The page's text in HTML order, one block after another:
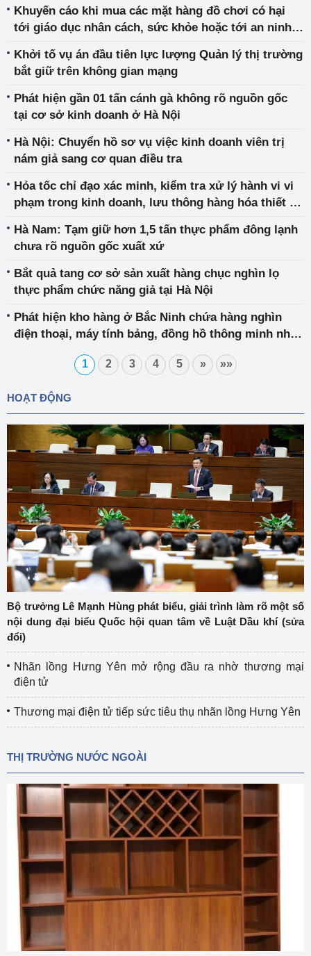
Khuyến cáo khi mua các mặt hàng đồ chơi có hại
tới giáo dục nhân cách, sức khỏe hoặc tới an ninh,
Khởi tố vụ án đầu tiên lực lượng Quản lý thị trường
bắt giữ trên không gian mạng
Phát hiện gần 01 tấn cánh gà không rõ nguồn gốc
tại cơ sở kinh doanh ở Hà Nội
Hà Nội: Chuyển hồ sơ vụ việc kinh doanh viên trị
nám giả sang cơ quan điều tra
Hỏa tốc chỉ đạo xác minh, kiểm tra xử lý hành vi vi
phạm trong kinh doanh, lưu thông hàng hóa thiết bị
Hà Nam: Tạm giữ hơn 1,5 tấn thực phẩm đông lạnh
chưa rõ nguồn gốc xuất xứ
Bắt quả tang cơ sở sản xuất hàng chục nghìn lọ
thực phẩm chức năng giả tại Hà Nội
Phát hiện kho hàng ở Bắc Ninh chứa hàng nghìn
điện thoại, máy tính bảng, đồng hồ thông minh nhập
1 2 3 4 5 » »»
HOẠT ĐỘNG
Bộ trưởng Lê Mạnh Hùng phát biểu, giải trình làm rõ một số
nội dung đại biểu Quốc hội quan tâm về Luật Dầu khí (sửa
đổi)
Nhãn lồng Hưng Yên mở rộng đầu ra nhờ thương mại
điện tử
Thương mại điện tử tiếp sức tiêu thụ nhãn lồng Hưng Yên
THỊ TRƯỜNG NƯỚC NGOÀI